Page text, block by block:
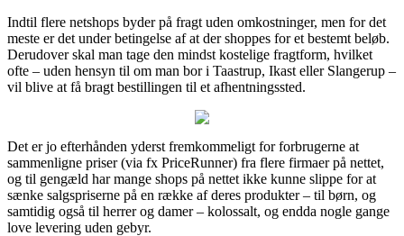
Indtil flere netshops byder på fragt uden omkostninger, men for det
meste er det under betingelse af at der shoppes for et bestemt beløb.
Derudover skal man tage den mindst kostelige fragtform, hvilket
ofte – uden hensyn til om man bor i Taastrup, Ikast eller Slangerup –
vil blive at få bragt bestillingen til et afhentningssted.
Det er jo efterhånden yderst fremkommeligt for forbrugerne at
sammenligne priser (via fx PriceRunner) fra flere firmaer på nettet,
og til gengæld har mange shops på nettet ikke kunne slippe for at
sænke salgspriserne på en række af deres produkter – til børn, og
samtidig også til herrer og damer – kolossalt, og endda nogle gange
love levering uden gebyr.